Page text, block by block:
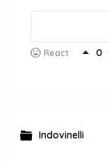
React 0
Indovinelli